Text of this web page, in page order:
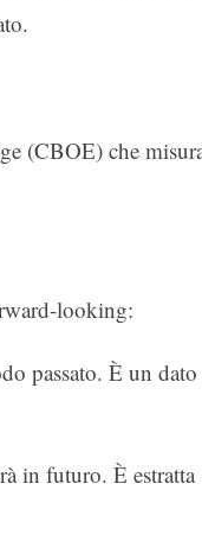
(CBOE) che
looking:
passato. È un dato
in futuro. È estratta